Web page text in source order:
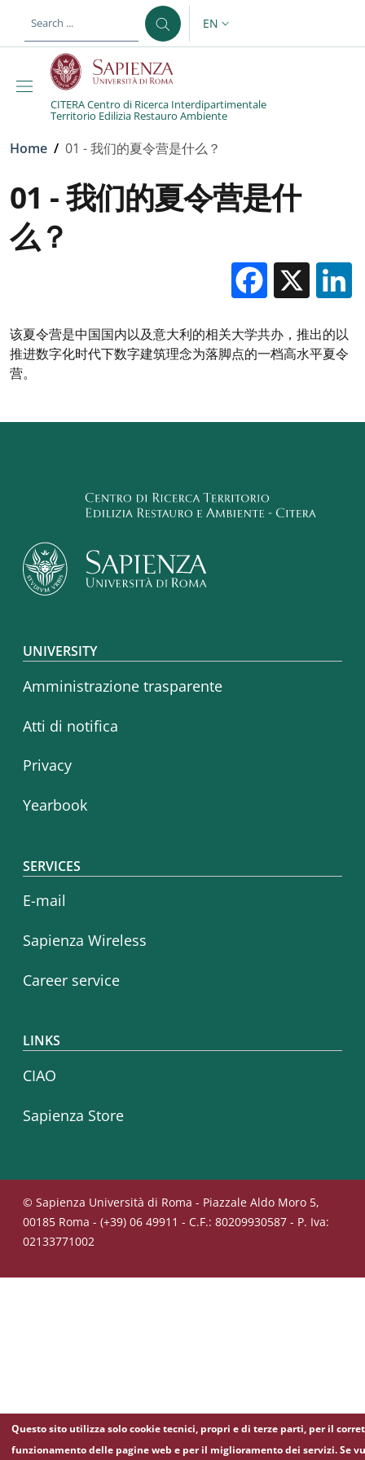
LANGUAGE SWITCHER:
EN
CITERA Centro di Ricerca Interdipartimentale
Territorio Edilizia Restauro Ambiente
Breadcrumb
Home / 01 - 我们的夏令营是什么？
01 - 我们的夏令营是什
么？
X
该夏令营是中国国内以及意大利的相关大学共办，推出的以
推进数字化时代下数字建筑理念为落脚点的一档高水平夏令
营。
Footer menu
UNIVERSITY
Amministrazione trasparente
Atti di notifica
Privacy
Yearbook
SERVICES
E-mail
Sapienza Wireless
Career service
LINKS
CIAO
Sapienza Store
© Sapienza Università di Roma - Piazzale Aldo Moro 5,
00185 Roma - (+39) 06 49911 - C.F.: 80209930587 - P. Iva:
02133771002
Questo sito utilizza solo cookie tecnici, propri e di terze parti, per il
funzionamento delle pagine web e per il miglioramento dei servizi. Se